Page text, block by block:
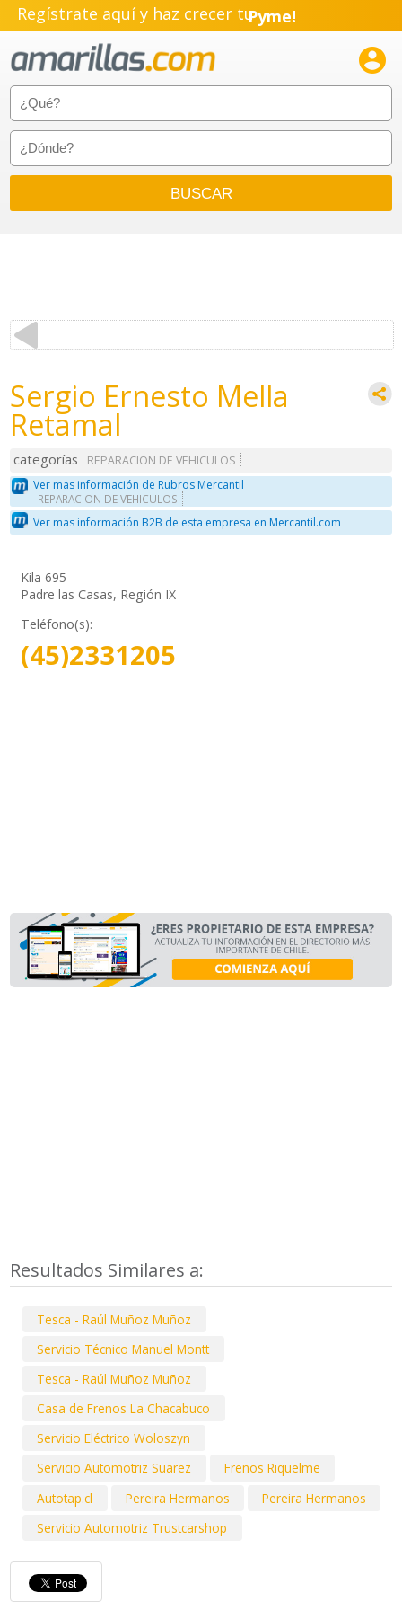
Regístrate aquí y haz crecer tuPyme!
Emprendimiento!

Sergio Ernesto Mella
Retamal
categorías
REPARACION DE VEHICULOS
Ver mas información de Rubros Mercantil
REPARACION DE VEHICULOS
Ver mas información B2B de esta empresa en Mercantil.com
Kila 695
Padre las Casas, Región IX
Teléfono(s):
(45)2331205
Resultados Similares a:
Tesca - Raúl Muñoz Muñoz
Servicio Técnico Manuel Montt
Tesca - Raúl Muñoz Muñoz
Casa de Frenos La Chacabuco
Servicio Eléctrico Woloszyn
Servicio Automotriz Suarez
Frenos Riquelme
Autotap.cl
Pereira Hermanos
Pereira Hermanos
Servicio Automotriz Trustcarshop